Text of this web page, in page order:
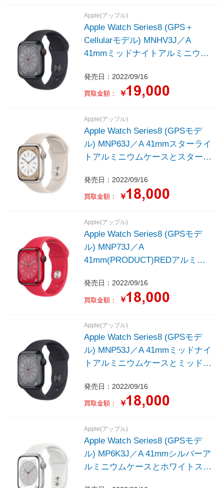
Apple(アップル)
Apple Watch Series8 (GPS＋
Cellularモデル) MNHV3J／A
41mmミッドナイトアルミニウム
ンド - レギュラー
発売日：2022/09/16
買取金額： ￥
Apple(アップル)
Apple Watch Series8 (GPSモデ
ル) MNP63J／A 41mmスターライ
トアルミニウムケースとスターラ
発売日：2022/09/16
買取金額： ￥
Apple(アップル)
Apple Watch Series8 (GPSモデ
ル) MNP73J／A
41mm(PRODUCT)REDアルミニ
ポーツバンド - レギュラー
発売日：2022/09/16
買取金額： ￥
Apple(アップル)
Apple Watch Series8 (GPSモデ
ル) MNP53J／A 41mmミッドナイ
トアルミニウムケースとミッドナ
発売日：2022/09/16
買取金額： ￥
Apple(アップル)
Apple Watch Series8 (GPSモデ
ル) MP6K3J／A 41mmシルバーア
ルミニウムケースとホワイトスポ